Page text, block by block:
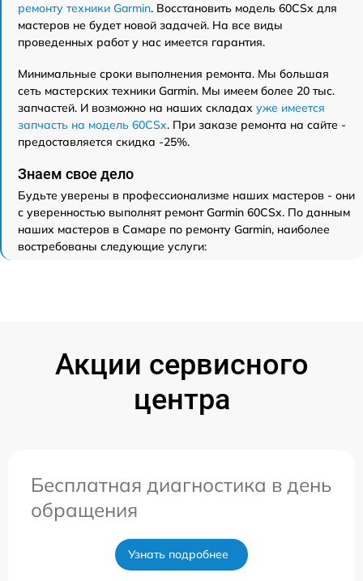
ремонту техники Garmin. Восстановить модель 60CSx для
мастеров не будет новой задачей. На все виды
проведенных работ у нас имеется гарантия.
Минимальные сроки выполнения ремонта. Мы большая
сеть мастерских техники Garmin. Мы имеем более 20 тыс.
запчастей. И возможно на наших складах уже имеется
запчасть на модель 60CSx. При заказе ремонта на сайте -
предоставляется скидка -25%.
Знаем свое дело
Будьте уверены в профессионализме наших мастеров - они
с уверенностью выполнят ремонт Garmin 60CSx. По данным
наших мастеров в Самаре по ремонту Garmin, наиболее
востребованы следующие услуги:
Акции сервисного
центра
Бесплатная диагностика в день
обращения
Узнать подробнее